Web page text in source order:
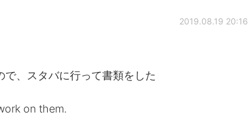
2019.08.19 20:16
、スタバに行って書類をした
on them.